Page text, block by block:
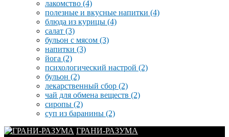
лакомство (4)
полезные и вкусные напитки (4)
блюда из курицы (4)
салат (3)
бульон с мясом (3)
напитки (3)
йога (2)
психологический настрой (2)
бульон (2)
лекарственный сбор (2)
чай для обмена веществ (2)
сиропы (2)
суп из баранины (2)
ГРАНИ-РАЗУМА